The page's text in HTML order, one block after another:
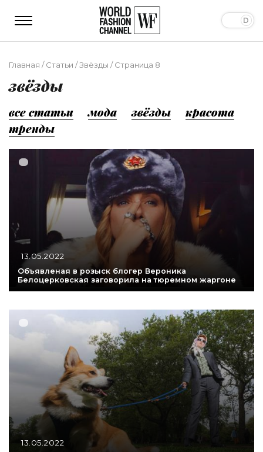
Главная /Статьи /Звёзды /Страница 8
звёзды
все статьи мода звёзды
красота
тренды
13.05.2022
Объявленая в розыск блогер Вероника
Белоцерковская заговорила на тюремном жаргоне
13.05.2022